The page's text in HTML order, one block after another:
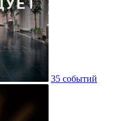
35 событий